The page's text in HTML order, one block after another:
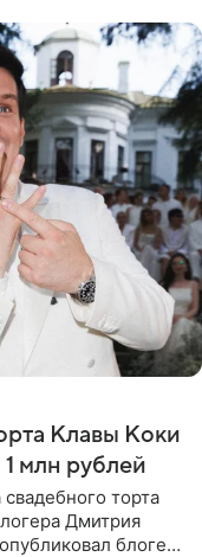
Клавы Коки
млн рублей
торта
Дмитрия
блогер